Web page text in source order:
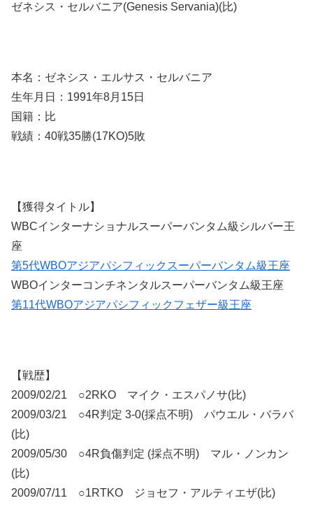
ゼネシス・セルバニア(Genesis Servania)(比)
本名：ゼネシス・エルサス・セルバニア
生年月日：1991年8月15日
国籍：比
戦績：40戦35勝(17KO)5敗
【獲得タイトル】
WBCインターナショナルスーパーバンタム級シルバー王
座
第5代WBOアジアパシフィックスーパーバンタム級王座
WBOインターコンチネンタルスーパーバンタム級王座
第11代WBOアジアパシフィックフェザー級王座
【戦歴】
2009/02/21 ○2RKO マイク・エスパノサ(比)
2009/03/21 ○4R判定 3-0(採点不明) パウエル・バラバ
(比)
2009/05/30 ○4R負傷判定 (採点不明) マル・ノンカン
(比)
2009/07/11 ○1RTKO ジョセフ・アルティエザ(比)